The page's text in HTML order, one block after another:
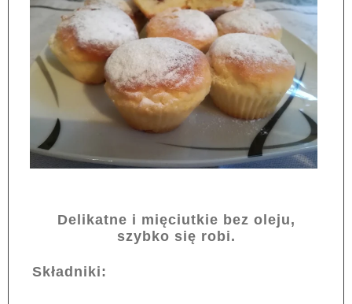
Delikatne i mięciutkie bez oleju,
szybko się robi.
Składniki: